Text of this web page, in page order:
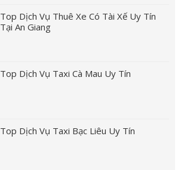
Top Dịch Vụ Thuê Xe Có Tài Xế Uy Tín
Tại An Giang
Top Dịch Vụ Taxi Cà Mau Uy Tín
Top Dịch Vụ Taxi Bạc Liêu Uy Tín